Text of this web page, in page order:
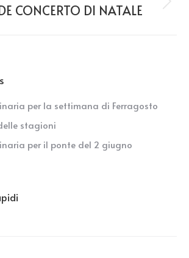
Next
CONCERTO DI NATALE
per la settimana di Ferragosto
stagioni
per il ponte del 2 giugno